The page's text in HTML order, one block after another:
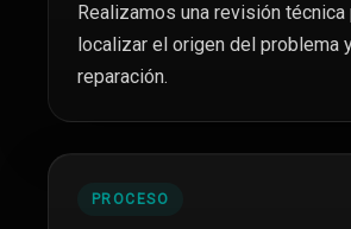
Realizamos una revisión técnica
localizar el origen del problema
reparación.
PROCESO